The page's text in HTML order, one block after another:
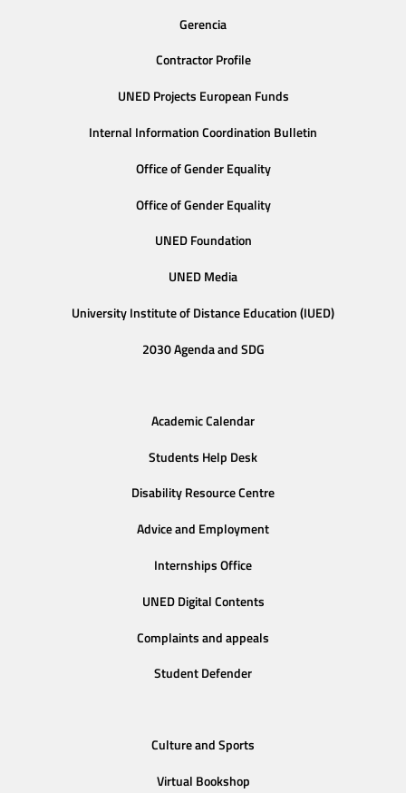
Gerencia
Contractor Profile
UNED Projects European Funds
Internal Information Coordination Bulletin
Office of Gender Equality
Office of Gender Equality
UNED Foundation
UNED Media
University Institute of Distance Education (IUED)
2030 Agenda and SDG
Academic Calendar
Students Help Desk
Disability Resource Centre
Advice and Employment
Internships Office
UNED Digital Contents
Complaints and appeals
Student Defender
Culture and Sports
Virtual Bookshop